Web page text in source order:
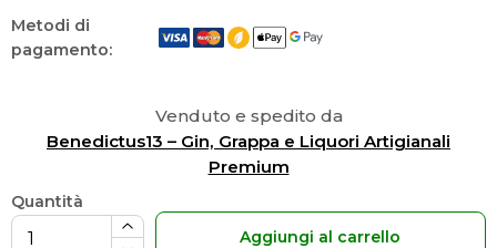
Metodi di
pagamento:
Venduto e spedito da
Benedictus13 – Gin, Grappa e Liquori Artigianali
Premium
Quantità
Aggiungi al carrello